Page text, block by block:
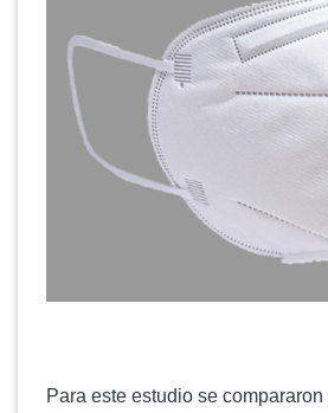
Para este estudio se